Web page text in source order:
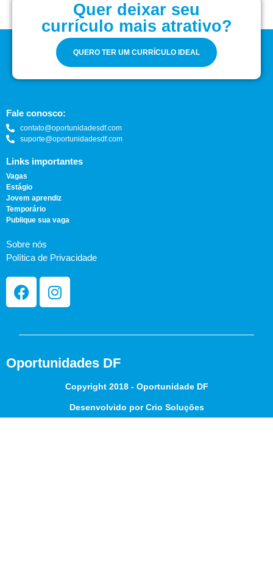
Quer deixar seu
currículo mais atrativo?
QUERO TER UM CURRÍCULO IDEAL
Fale conosco:
contato@oportunidadesdf.com
suporte@oportunidadesdf.com
Links importantes
Vagas
Estágio
Jovem aprendiz
Temporário
Publique sua vaga
Sobre nós
Política de Privacidade
Oportunidades DF
Copyright 2018 - Oportunidade DF
Desenvolvido por Crio Soluções